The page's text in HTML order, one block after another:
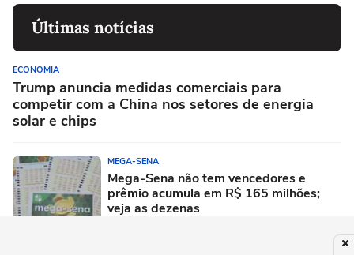
Últimas notícias
ECONOMIA
Trump anuncia medidas comerciais para
competir com a China nos setores de energia
solar e chips
MEGA-SENA
Mega-Sena não tem vencedores e
prêmio acumula em R$ 165 milhões;
veja as dezenas